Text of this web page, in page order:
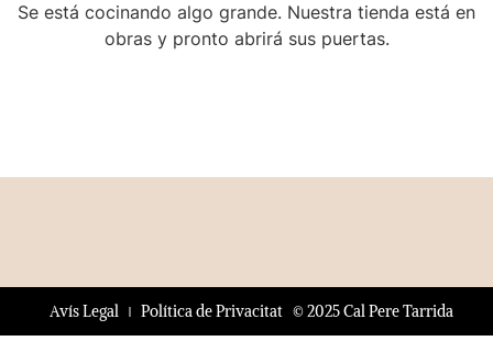
Se está cocinando algo grande. Nuestra tienda está en
obras y pronto abrirá sus puertas.
© 2025 Cal Pere Tarrida
Avís Legal Política de Privacitat